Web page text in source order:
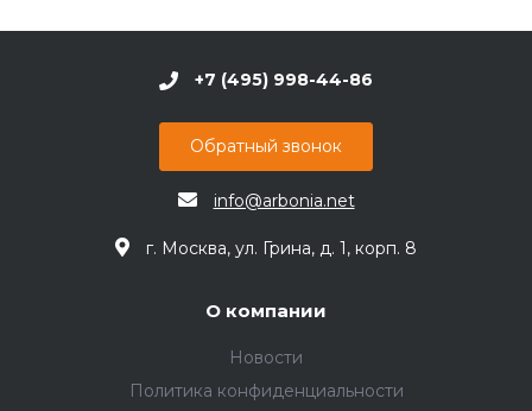
+7 (495) 998-44-86
Обратный звонок
info@arbonia.net
г. Москва, ул. Грина, д. 1, корп. 8
О компании
Новости
Политика конфиденциальности